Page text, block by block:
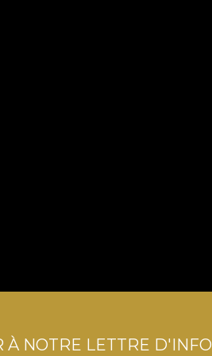
À NOTRE LETTRE